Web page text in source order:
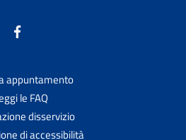
appuntamento
le FAQ
disservizio
di accessibilità